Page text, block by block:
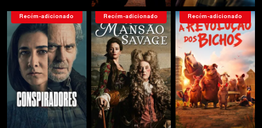
Recém-adicionado Recém-adicionado Recém-adicionado